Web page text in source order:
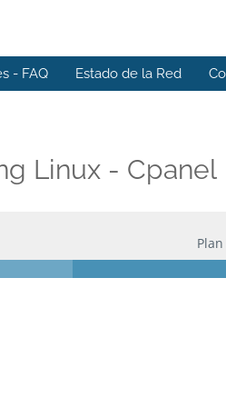
- FAQ Estado de la Red
Linux - Cpanel